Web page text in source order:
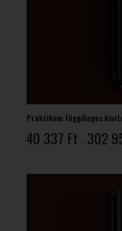
Praktikum függőleges
40 337 Ft – 302